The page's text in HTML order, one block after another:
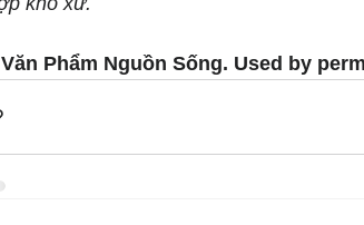
Phẩm Nguồn Sống. Used by